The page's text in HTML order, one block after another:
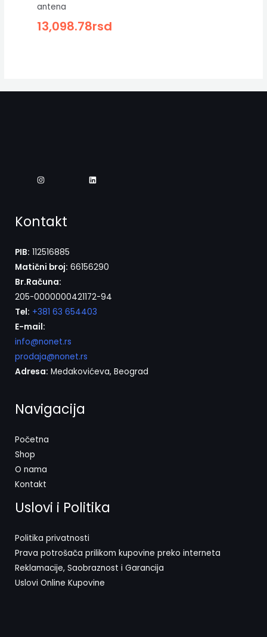
antena
13,098.78rsd
Kontakt
PIB: 112516885
Matični broj: 66156290
Br.Računa:
205-0000000421172-94
Tel: +381 63 654403
E-mail:
info@nonet.rs
prodaja@nonet.rs
Adresa: Medakovićeva, Beograd
Navigacija
Početna
Shop
O nama
Kontakt
Uslovi i Politika
Politika privatnosti
Prava potrošača prilikom kupovine preko interneta
Reklamacije, Saobraznost i Garancija
Uslovi Online Kupovine